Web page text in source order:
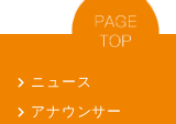
ニュース
アナウンサー